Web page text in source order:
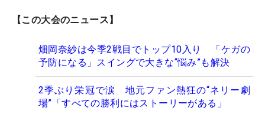
【この大会のニュース】
畑岡奈紗は今季2戦目でトップ10入り 「ケガの
予防になる」スイングで大きな“悩み”も解決
2季ぶり栄冠で涙 地元ファン熱狂の“ネリー劇
場”「すべての勝利にはストーリーがある」